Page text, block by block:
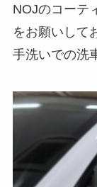
NOJのコーテ
をお願いして
手洗いでの洗